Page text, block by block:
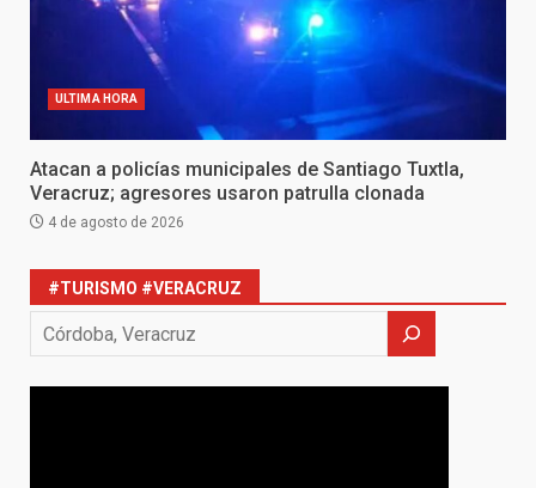
ULTIMA HORA
Atacan a policías municipales de Santiago Tuxtla,
Veracruz; agresores usaron patrulla clonada
4 de agosto de 2026
#TURISMO #VERACRUZ